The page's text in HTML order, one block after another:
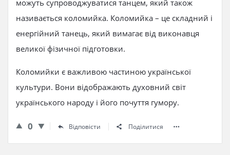
можуть супроводжуватися танцем, який також
називається коломийка. Коломийка – це складний і
енергійний танець, який вимагає від виконавця
великої фізичної підготовки.
Коломийки є важливою частиною української
культури. Вони відображають духовний світ
українського народу і його почуття гумору.
0 Відповісти Поділитися